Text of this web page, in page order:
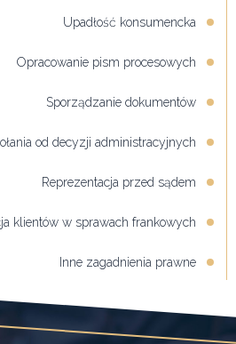
Upadłość konsumencka
Opracowanie pism procesowych
Sporządzanie dokumentów
od decyzji administracyjnych
Reprezentacja przed sądem
klientów w sprawach frankowych
Inne zagadnienia prawne